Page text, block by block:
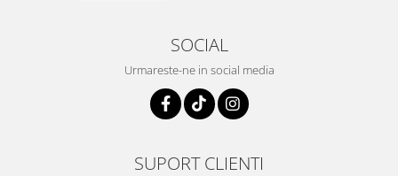
SOCIAL
Urmareste-ne in social media
SUPORT CLIENTI